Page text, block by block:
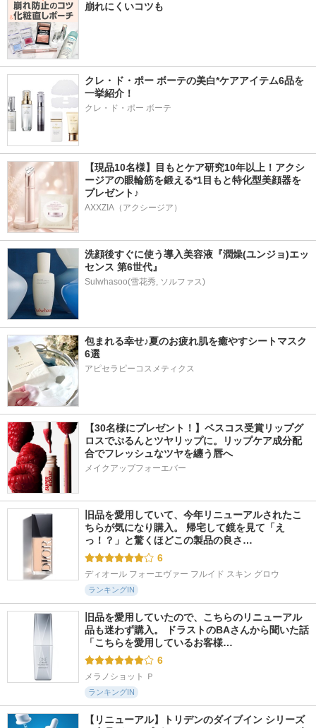
崩れにくいコツも
クレ・ド・ポー ボーテの美白*ケアアイテム6品を
一挙紹介！
クレ・ド・ポー ボーテ
【現品10名様】目もとケア研究10年以上！アクシ
ージアの眼輪筋を鍛える*1目もと特化型美顔器を
プレゼント♪
AXXZIA（アクシージア）
洗顔後すぐに使う導入美容液『潤燥(ユンジョ)エッ
センス 第6世代』
包まれる幸せ♪夏のお疲れ肌を癒やすシートマスク
6選
アピセラピーコスメティクス
【30名様にプレゼント！】ベスコス受賞リップグ
ロスでぷるんとツヤリップに。リップケア成分配
合でフレッシュなツヤを纏う唇へ
メイクアップフォーエバー
旧品を愛用していて、今年リニューアルされたこ
ちらが気になり購入。 帰宅して鏡を見て「え
っ！？」と驚くほどこの製品の良さ…
6
ディオール フォーエヴァー フルイド スキン グロウ
ランキングIN
旧品を愛用していたので、こちらのリニューアル
品も迷わず購入。 ドラストのBAさんから聞いた話
「こちらを愛用しているお客様…
6
メラノショット Ｐ
ランキングIN
【リニューアル】トリデンのダイブイン シリーズ